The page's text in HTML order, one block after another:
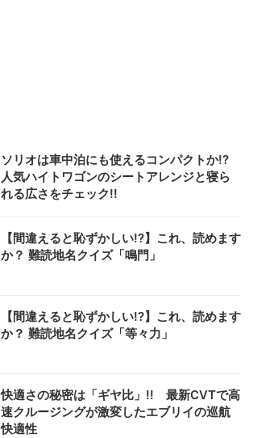
ソリオは車中泊にも使えるコンパクトか!?
人気ハイトワゴンのシートアレンジと寝ら
れる広さをチェック!!
【間違えると恥ずかしい!?】これ、読めます
か？ 難読地名クイズ「鳴門」
【間違えると恥ずかしい!?】これ、読めます
か？ 難読地名クイズ「等々力」
快適さの秘密は「ギヤ比」!! 最新CVTで高
速クルージングが激変したエブリイの巡航
快適性